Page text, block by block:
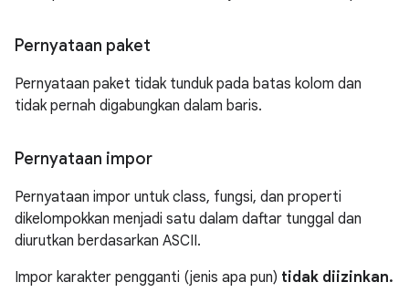
Pernyataan paket
Pernyataan paket tidak tunduk pada batas kolom dan
tidak pernah digabungkan dalam baris.
Pernyataan impor
Pernyataan impor untuk class, fungsi, dan properti
dikelompokkan menjadi satu dalam daftar tunggal dan
diurutkan berdasarkan ASCII.
Impor karakter pengganti (jenis apa pun) tidak diizinkan.